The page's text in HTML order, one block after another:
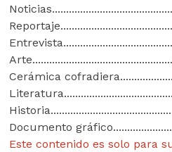
Cerámica
Documento
Este contenido es solo para